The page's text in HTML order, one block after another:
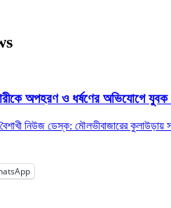
অপহরণ ও ধর্ষণের অভিযোগে যুবক
নিউজ ডেস্ক: মৌলভীবাজারের কুলাউড়ায়